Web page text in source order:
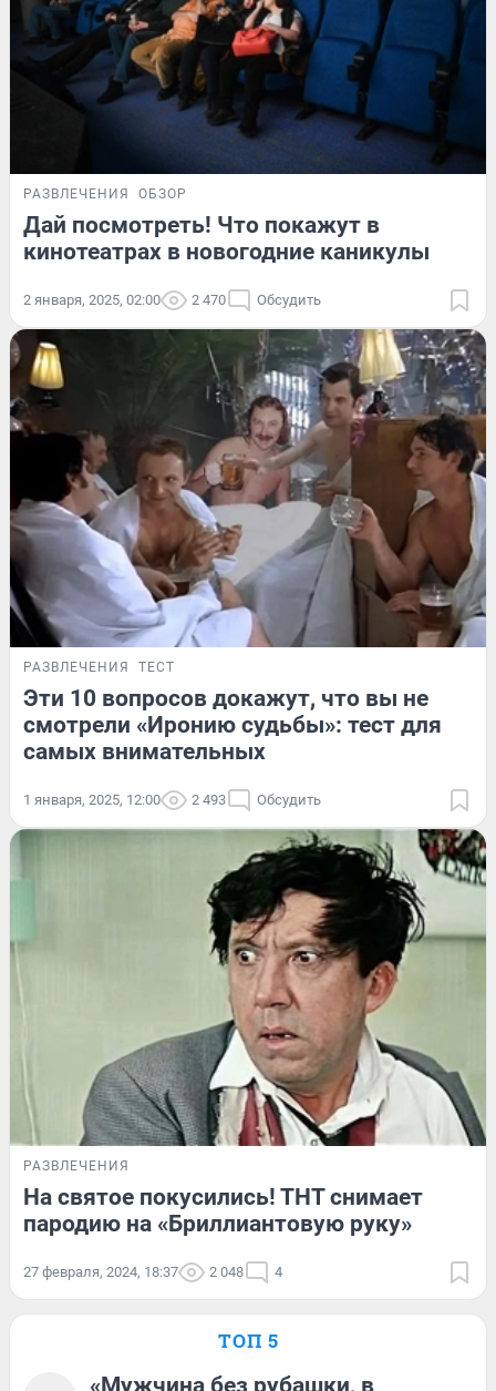
РАЗВЛЕЧЕНИЯ ОБЗОР
Дай посмотреть! Что покажут в
кинотеатрах в новогодние каникулы
2 января, 2025, 02:00 2 470 Обсудить
РАЗВЛЕЧЕНИЯ ТЕСТ
Эти 10 вопросов докажут, что вы не
смотрели «Иронию судьбы»: тест для
самых внимательных
1 января, 2025, 12:00 2 493 Обсудить
РАЗВЛЕЧЕНИЯ
На святое покусились! ТНТ снимает
пародию на «Бриллиантовую руку»
27 февраля, 2024, 18:37 2 048 4
ТОП 5